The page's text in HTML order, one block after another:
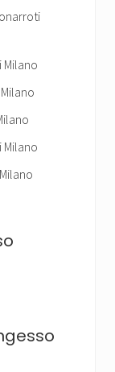
Milano
Milano